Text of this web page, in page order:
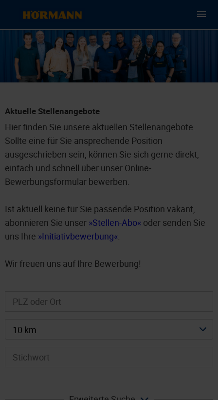
Aktuelle Stellenangebote
Hier finden Sie unsere aktuellen Stellenangebote.
Sollte eine für Sie ansprechende Position
ausgeschrieben sein, können Sie sich gerne direkt,
einfach und schnell über unser Online-
Bewerbungsformular bewerben.
Ist aktuell keine für Sie passende Position vakant,
abonnieren Sie unser Stellen-Abo oder senden Sie
uns Ihre Initiativbewerbung .
Wir freuen uns auf Ihre Bewerbung!
10 km